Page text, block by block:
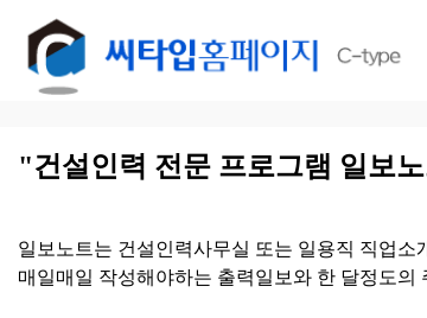
"건설인력 전문 프로그램 일보
일보노트는 건설인력사무실 또는 일용직 직업
매일매일 작성해야하는 출력일보와 한 달정도